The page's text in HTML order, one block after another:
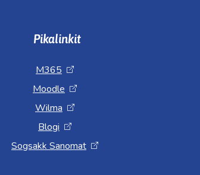
Pikalinkit
M365
Moodle
Wilma
Blogi
Sogsakk Sanomat